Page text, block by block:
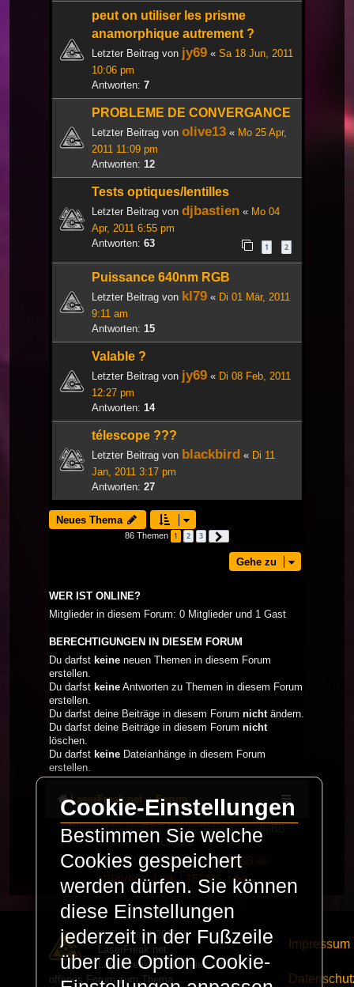
peut on utiliser les prisme
anamorphique autrement ?
Letzter Beitrag von jy69 « Sa 18 Jun, 2011
10:06 pm
Antworten: 7
PROBLEME DE CONVERGANCE
Letzter Beitrag von olive13 « Mo 25 Apr,
2011 11:09 pm
Antworten: 12
Tests optiques/lentilles
Letzter Beitrag von djbastien « Mo 04
Apr, 2011 6:55 pm
Antworten: 63 1 2
Puissance 640nm RGB
Letzter Beitrag von kl79 « Di 01 Mär, 2011
9:11 am
Antworten: 15
Valable ?
Letzter Beitrag von jy69 « Di 08 Feb, 2011
12:27 pm
Antworten: 14
télescope ???
Letzter Beitrag von blackbird « Di 11
Jan, 2011 3:17 pm
Antworten: 27
Neues Thema
86 Themen 1 2 3
Gehe zu
WER IST ONLINE?
Mitglieder in diesem Forum: 0 Mitglieder und 1 Gast
BERECHTIGUNGEN IN DIESEM FORUM
Du darfst keine neuen Themen in diesem Forum
erstellen.
Du darfst keine Antworten zu Themen in diesem Forum
erstellen.
Du darfst deine Beiträge in diesem Forum nichtändern.
Du darfst deine Beiträge in diesem Forum nicht
löschen.
Du darfst keine Dateianhänge in diesem Forum
erstellen.
LaserFreak.net Forum
Powered by phpBB
® Forum Software © phpBB
Limited
Deutsche Übersetzung durchphpBB.de
PRIVACY_LINK| TERMS_LINK
© Copyright 2025 -
LaserFreak.net
LaserFreak ist ein freies und
offenes Forum zum Thema
Impressum
Cookie-Einstellungen
Bestimmen Sie welche
Cookies gespeichert
werden dürfen. Sie können
diese Einstellungen
jederzeit in der Fußzeile
über die Option Cookie-